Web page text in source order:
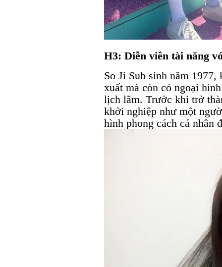
H3: Diễn viên tài năng
So Ji Sub sinh năm
xuất mà còn có ngoại
lịch lãm. Trước khi trở
khởi nghiệp như một
hình phong cách cá nhân